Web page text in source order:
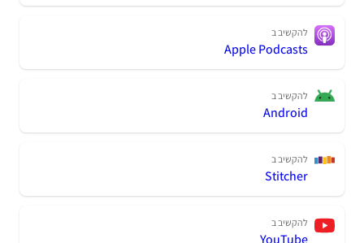
להקשיב ב
Apple Podcasts
להקשיב ב
Android
להקשיב ב
Stitcher
להקשיב ב
YouTube